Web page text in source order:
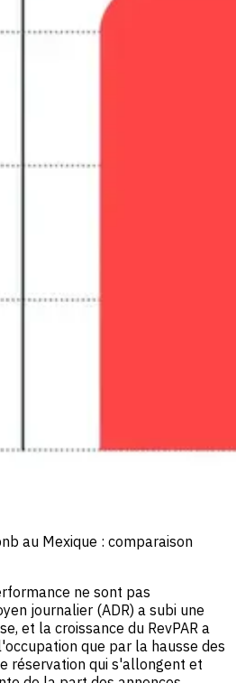
au Mexique : comparaison
ne sont pas
journalier (ADR) a subi une
et la croissance du RevPAR a
que par la hausse des
réservation qui s'allongent et